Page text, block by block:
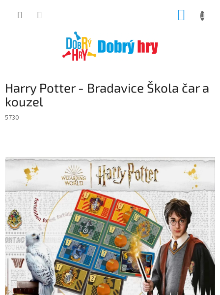
Harry Potter - Bradavice Škola čar a
kouzel
5730